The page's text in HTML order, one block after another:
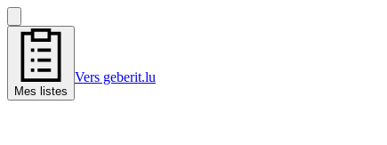
Mes listes
Vers geberit.lu